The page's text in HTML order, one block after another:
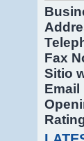
Fax
Sitio
Email